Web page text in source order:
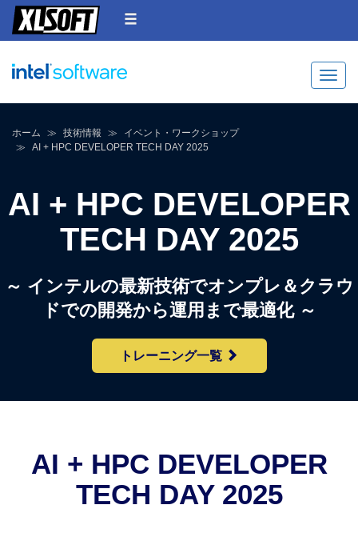
ホーム 技術情報
イベント・ワークショップ
AI + HPC DEVELOPER TECH DAY 2025
AI + HPC DEVELOPER
TECH DAY 2025
～ インテルの最新技術でオンプレ＆クラウ
ドでの開発から運用まで最適化 ～
トレーニング一覧
AI + HPC DEVELOPER
TECH DAY 2025